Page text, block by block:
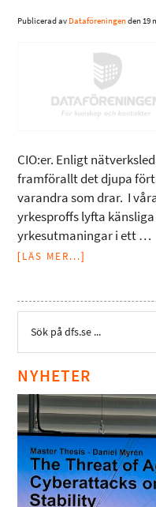
Publicerad av Dataföreningenden19
CIO:er. Enligt
framförallt det djupa
varandra som drar. I
yrkesproffs lyfta
yrkesutmaningar i ett …
[LÄS MER...]
NYHETER